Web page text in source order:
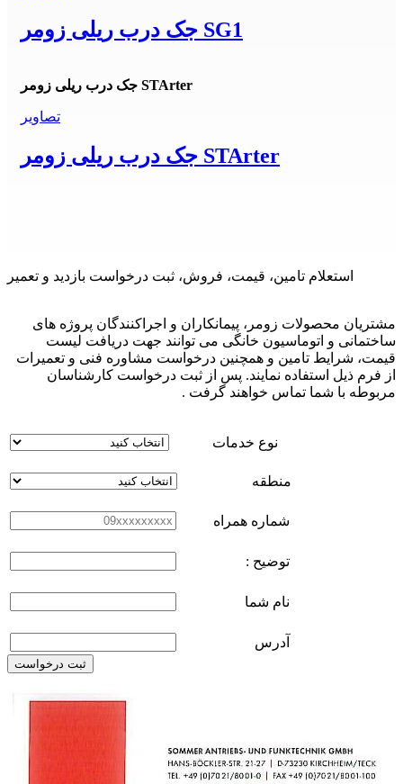
جک درب ریلی زومر SG1
جک درب ریلی زومر STArter
تصاویر
جک درب ریلی زومر STArter
استعلام تامین، قیمت، فروش، ثبت درخواست بازدید و تعمیر
مشتریان محصولات زومر، پیمانکاران و اجراکنندگان پروژه های
ساختمانی و اتوماسیون خانگی می توانند جهت دریافت لیست
قیمت، شرایط تامین و همچنین درخواست مشاوره فنی و تعمیرات
از فرم ذیل استفاده نمایند. پس از ثبت درخواست کارشناسان
مربوطه با شما تماس خواهند گرفت .
نوع خدمات
منطقه
شماره همراه
توضیح :
نام شما
آدرس
ثبت درخواست